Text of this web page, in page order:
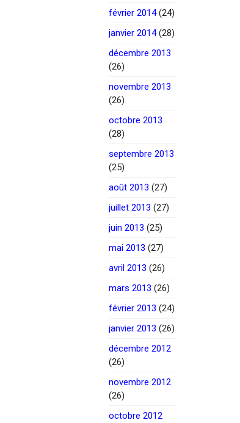
février 2014(24)
janvier 2014(28)
décembre 2013
(26)
novembre 2013
(26)
octobre 2013
(28)
septembre 2013
(25)
août 2013 (27)
juillet 2013 (27)
juin 2013 (25)
mai 2013 (27)
avril 2013 (26)
mars 2013 (26)
février 2013 (24)
janvier 2013 (26)
décembre 2012
(26)
novembre 2012
(26)
octobre 2012